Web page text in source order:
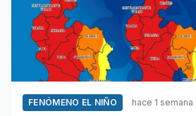
FENÓMENO EL NIÑO hace 1 semana